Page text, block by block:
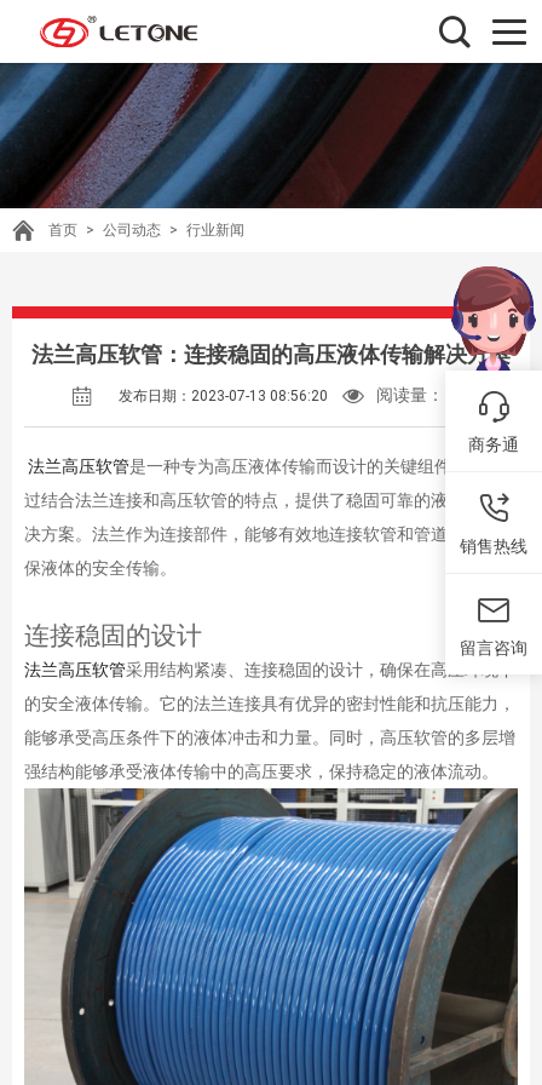
首页 > 公司动态 > 行业新闻
法兰高压软管：连接稳固的高压液体传输解决方案
发布日期：2023-07-13 08:56:20 阅读量：
法兰高压软管是一种专为高压液体传输而设计的关键组件。它通
过结合法兰连接和高压软管的特点，提供了稳固可靠的液体传输解
决方案。法兰作为连接部件，能够有效地连接软管和管道系统，确
保液体的安全传输。
连接稳固的设计
法兰高压软管采用结构紧凑、连接稳固的设计，确保在高压环境下
的安全液体传输。它的法兰连接具有优异的密封性能和抗压能力，
能够承受高压条件下的液体冲击和力量。同时，高压软管的多层增
强结构能够承受液体传输中的高压要求，保持稳定的液体流动。
商务通
销售热线
留言咨询